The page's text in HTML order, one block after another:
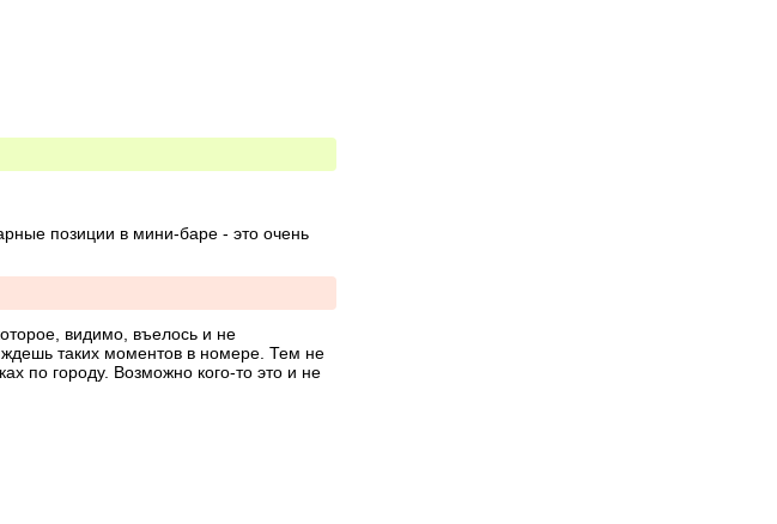
позиции в мини-баре - это очень
видимо, въелось и не
ждешь таких моментов в номере. Тем не
по городу. Возможно кого-то это и не